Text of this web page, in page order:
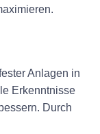
Anlagen in
Erkenntnisse
Durch